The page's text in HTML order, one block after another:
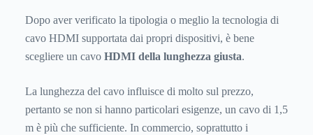
Dopo aver verificato la tipologia o meglio la tecnologia di
cavo HDMI supportata dai propri dispositivi, è bene
scegliere un cavo HDMI della lunghezza giusta.
La lunghezza del cavo influisce di molto sul prezzo,
pertanto se non si hanno particolari esigenze, un cavo di 1,5
m è più che sufficiente. In commercio, soprattutto i